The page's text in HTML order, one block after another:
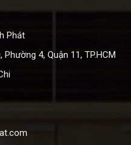
Phát
4, Quận 11, TP.HCM